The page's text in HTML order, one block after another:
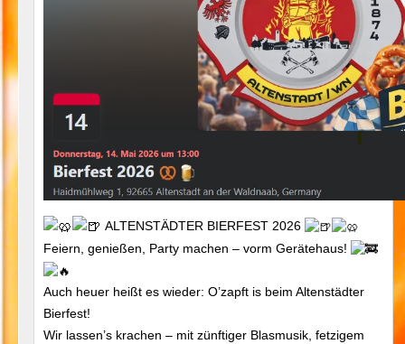
ALTENSTÄDTER BIERFEST 2026
Feiern, genießen, Party machen – vorm Gerätehaus!
Auch heuer heißt es wieder: O’zapft is beim Altenstädter
Bierfest!
Wir lassen’s krachen – mit zünftiger Blasmusik, fetzigem